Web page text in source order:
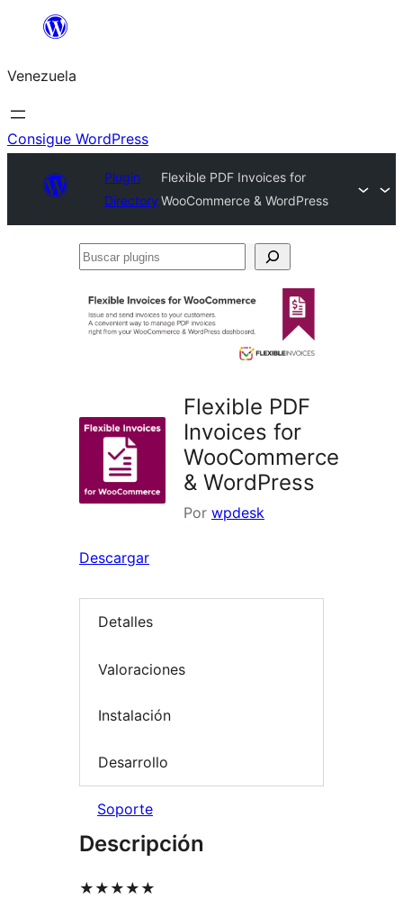
Saltar
contenido
Venezuela
Consigue WordPress
Plugin
Directory
Flexible PDF Invoices for
WooCommerce & WordPress
Buscar
Flexible PDF
Invoices for
WooCommerce
& WordPress
Por wpdesk
Descargar
Detalles
Valoraciones
Instalación
Desarrollo
Soporte
Descripción
★★★★★